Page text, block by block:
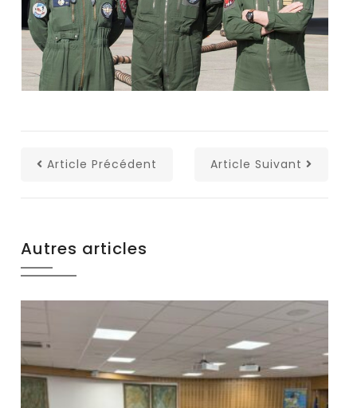
Article Précédent Article Suivant
Autres articles